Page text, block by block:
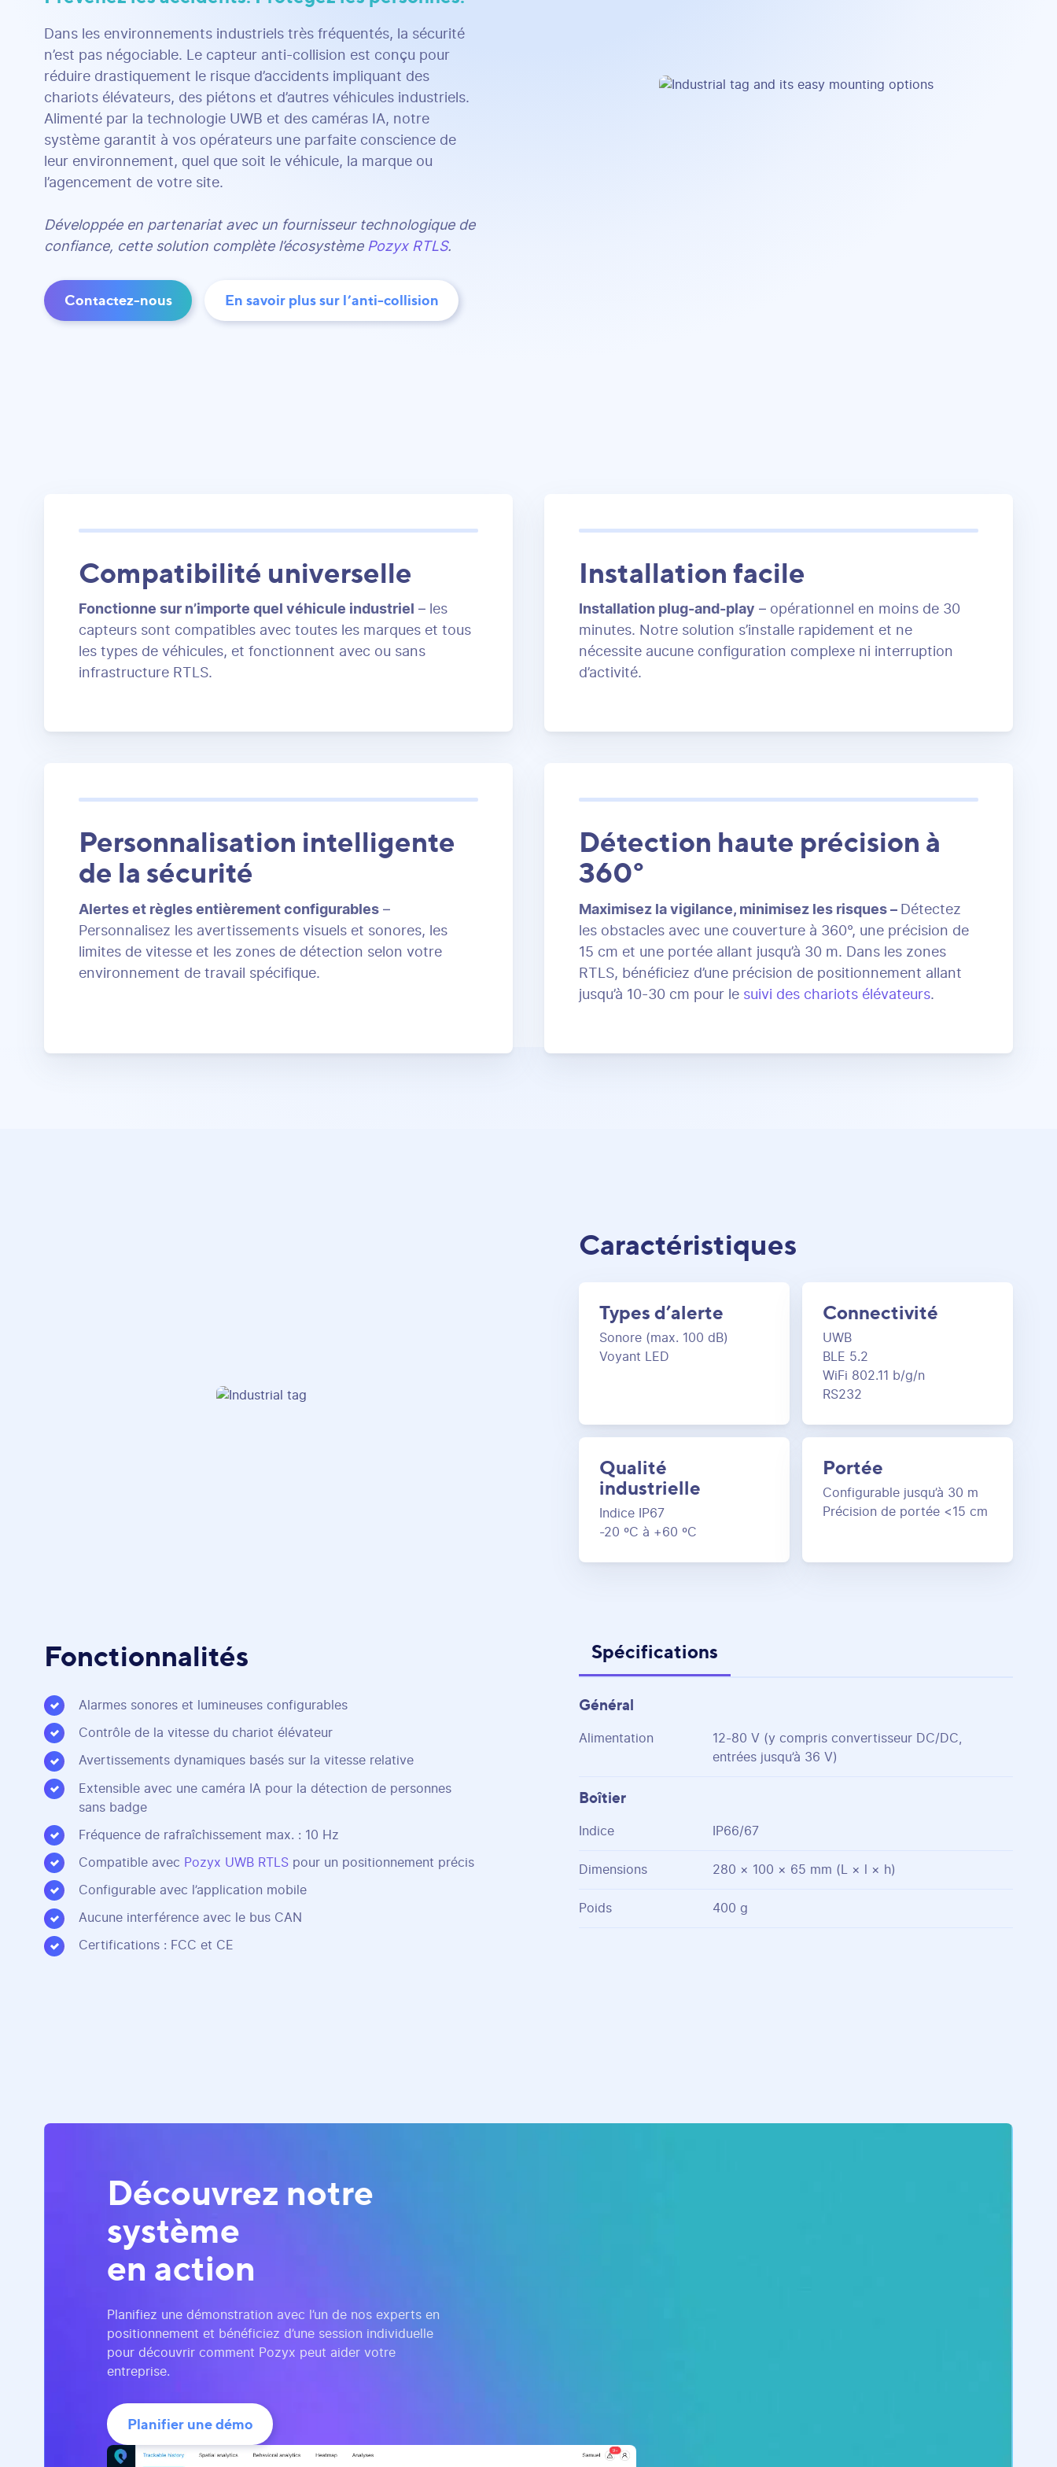
Dans les environnements industriels très fréquentés, la sécurité
n’est pas négociable. Le capteur anti-collision est conçu pour
réduire drastiquement le risque d’accidents impliquant des
chariots élévateurs, des piétons et d’autres véhicules industriels.
Alimenté par la technologie UWB et des caméras IA, notre
système garantit à vos opérateurs une parfaite conscience de
leur environnement, quel que soit le véhicule, la marque ou
l’agencement de votre site.
Développée en partenariat avec un fournisseur technologique de
confiance, cette solution complète l’écosystème Pozyx RTLS.
Contactez-nous En savoir plus sur l’anti-collision
Compatibilité universelle
Fonctionne sur n’importe quel véhicule industriel
– les
capteurs sont compatibles avec toutes les marques et tous
les types de véhicules, et fonctionnent avec ou sans
infrastructure RTLS.
Installation facile
Installation plug-and-play – opérationnel en moins de 30
minutes. Notre solution s’installe rapidement et ne
nécessite aucune configuration complexe ni interruption
d’activité.
Personnalisation intelligente
de la sécurité
Alertes et règles entièrement configurables –
Personnalisez les avertissements visuels et sonores, les
limites de vitesse et les zones de détection selon votre
environnement de travail spécifique.
Détection haute précision à
360°
Maximisez la vigilance, minimisez les risques –
Détectez
les obstacles avec une couverture à 360°, une précision de
15 cm et une portée allant jusqu’à 30 m. Dans les zones
RTLS, bénéficiez d’une précision de positionnement allant
jusqu’à 10-30 cm pour le suivi des chariots élévateurs.
Caractéristiques
Types d’alerte
Sonore (max. 100 dB)
Voyant LED
Connectivité
UWB
BLE 5.2
WiFi 802.11 b/g/n
RS232
Qualité
industrielle
Indice IP67
-20 ºC à +60 ºC
Portée
Configurable jusqu’à 30 m
Précision de portée <15 cm
Fonctionnalités
Alarmes sonores et lumineuses configurables
Contrôle de la vitesse du chariot élévateur
Avertissements dynamiques basés sur la vitesse relative
Extensible avec une caméra IA pour la détection de personnes
sans badge
Fréquence de rafraîchissement max. : 10 Hz
Compatible avec Pozyx UWB RTLS pour un positionnement précis
Configurable avec l’application mobile
Aucune interférence avec le bus CAN
Certifications : FCC et CE
Spécifications
Général
Alimentation
12-80 V (y compris convertisseur DC/DC,
entrées jusqu’à 36 V)
Boîtier
Indice IP66/67
Dimensions 280 × 100 × 65 mm (L × l × h)
Poids 400 g
Découvrez notre
système
en action
Planifiez une démonstration avec l’un de nos experts en
positionnement et bénéficiez d’une session individuelle
pour découvrir comment Pozyx peut aider votre
entreprise.
Planifier une démo